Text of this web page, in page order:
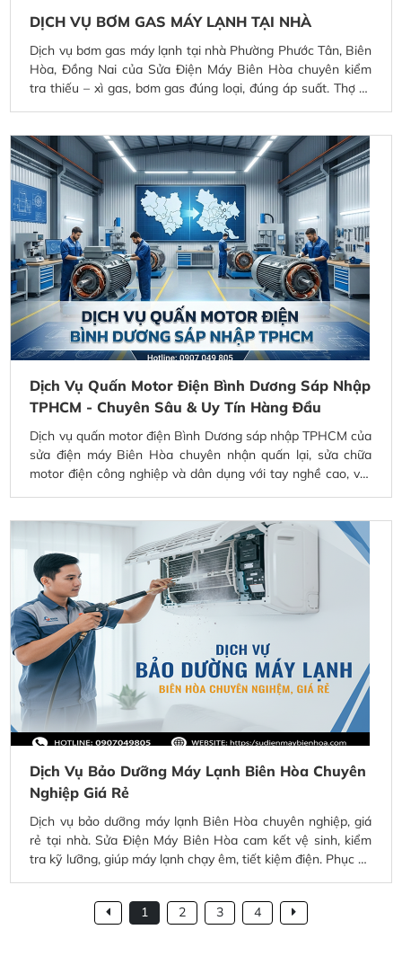
DỊCH VỤ BƠM GAS MÁY LẠNH TẠI NHÀ
Dịch vụ bơm gas máy lạnh tại nhà Phường Phước Tân, Biên
Hòa, Đồng Nai của Sửa Điện Máy Biên Hòa chuyên kiểm
tra thiếu – xì gas, bơm gas đúng loại, đúng áp suất. Thợ kỹ
vận hành bền bỉ.
Dịch Vụ Quấn Motor Điện Bình Dương Sáp Nhập
TPHCM - Chuyên Sâu & Uy Tín Hàng Đầu
Dịch vụ quấn motor điện Bình Dương sáp nhập TPHCM của
sửa điện máy Biên Hòa chuyên nhận quấn lại, sửa chữa
motor điện công nghiệp và dân dụng với tay nghề cao, vật
và an tâm sử dụng lâu dài.
Dịch Vụ Bảo Dưỡng Máy Lạnh Biên Hòa Chuyên
Nghiệp Giá Rẻ
Dịch vụ bảo dưỡng máy lạnh Biên Hòa chuyên nghiệp, giá
rẻ tại nhà. Sửa Điện Máy Biên Hòa cam kết vệ sinh, kiểm
tra kỹ lưỡng, giúp máy lạnh chạy êm, tiết kiệm điện. Phục vụ
1 2 3 4